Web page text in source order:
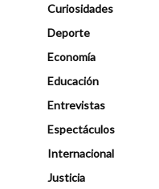
Curiosidades
Deporte
Economía
Educación
Entrevistas
Espectáculos
Internacional
Justicia